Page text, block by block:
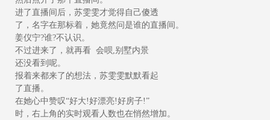
进了直播间后，苏雯雯才觉得自己傻透
了，名字在那标着，她竟然问是谁的直播间。
姜仪宁?谁?不认识。
不过进来了，就再看 会呗,别墅内景
还没看到呢。
报着来都来了的想法，苏雯雯默默看起
了直播。
在她心中赞叹“好大!好漂亮!好房子!”
时，右上角的实时观看人数也在悄然增加。